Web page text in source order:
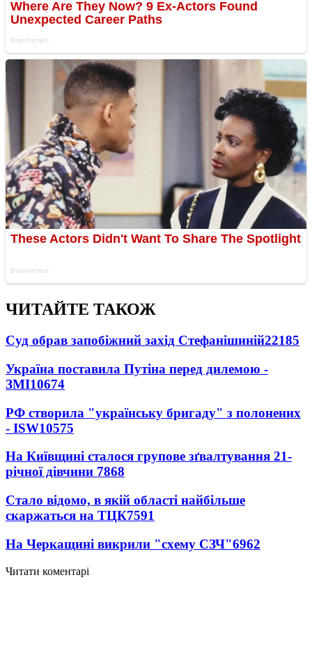
ЧИТАЙТЕ ТАКОЖ
Суд обрав запобіжний захід Стефанішиній22185
Україна поставила Путіна перед дилемою -
ЗМІ10674
РФ створила "українську бригаду" з полонених
- ISW10575
На Київщині сталося групове зґвалтування 21-
річної дівчини 7868
Стало відомо, в якій області найбільше
скаржаться на ТЦК7591
На Черкащині викрили "схему СЗЧ"6962
Читати коментарі